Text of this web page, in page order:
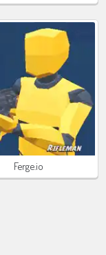
Ferge.io